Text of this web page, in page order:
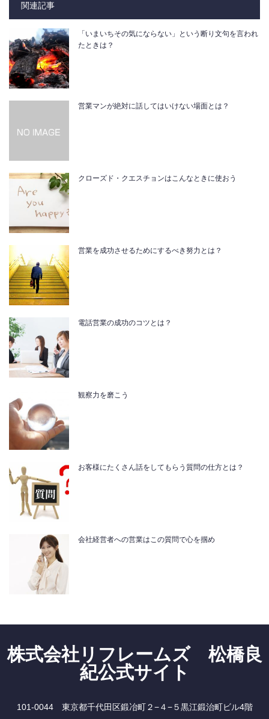
関連記事
「いまいちその気にならない」という断り文句を言われ
たときは？
営業マンが絶対に話してはいけない場面とは？
クローズド・クエスチョンはこんなときに使おう
営業を成功させるためにするべき努力とは？
電話営業の成功のコツとは？
観察力を磨こう
お客様にたくさん話をしてもらう質問の仕方とは？
会社経営者への営業はこの質問で心を掴め
株式会社リフレームズ 松橋良
紀公式サイト
101-0044 東京都千代田区鍛冶町２−４−５黒江鍛治町ビル4階